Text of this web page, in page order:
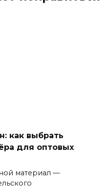
как выбрать
для оптовых
материал —